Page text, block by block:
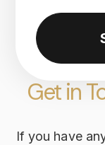
Get in
If you have